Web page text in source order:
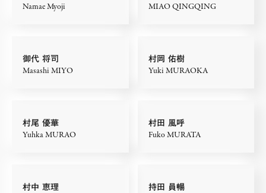
Namae Myoji MIAO QINGQING
御代 将司
Masashi MIYO
村岡 佑樹
Yuki MURAOKA
村尾 優華
Yuhka MURAO
村田 風呼
Fuko MURATA
村中 恵理 持田 員暢